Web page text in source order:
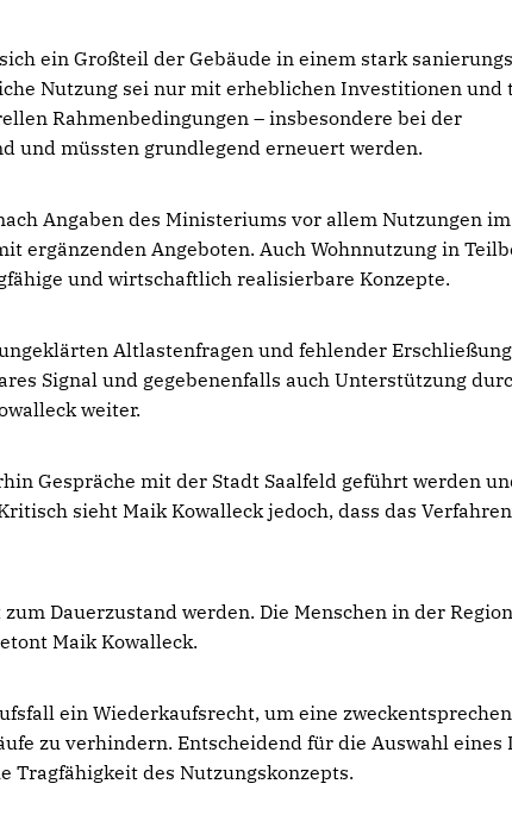
ein Großteil der Gebäude in einem stark
Nutzung sei nur mit erheblichen Investitionen und
Rahmenbedingungen – insbesondere bei der
und müssten grundlegend erneuert werden.
Angaben des Ministeriums vor allem Nutzungen
ergänzenden Angeboten. Auch Wohnnutzung in
und wirtschaftlich realisierbare Konzepte.
Altlastenfragen und fehlender
Signal und gegebenenfalls auch Unterstützung
weiter.
Gespräche mit der Stadt Saalfeld geführt werden
sieht Maik Kowalleck jedoch, dass das
Dauerzustand werden. Die Menschen in der
Maik Kowalleck.
ein Wiederkaufsrecht, um eine
zu verhindern. Entscheidend für die Auswahl eines
des Nutzungskonzepts.